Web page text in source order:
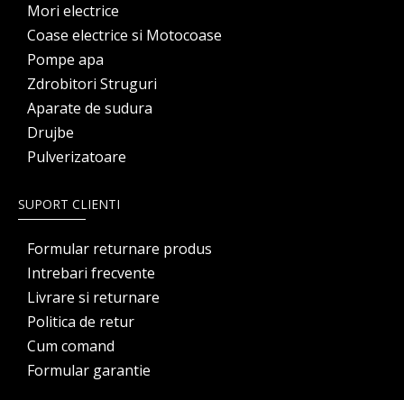
Mori electrice
Coase electrice si Motocoase
Pompe apa
Zdrobitori Struguri
Aparate de sudura
Drujbe
Pulverizatoare
SUPORT CLIENTI
Formular returnare produs
Intrebari frecvente
Livrare si returnare
Politica de retur
Cum comand
Formular garantie